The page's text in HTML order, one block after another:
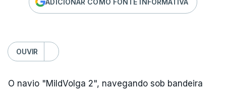
OUVIR
O navio "MildVolga 2", navegando sob bandeira